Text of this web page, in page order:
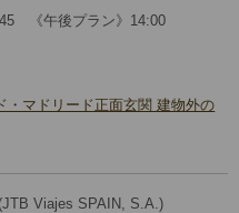
《午後プラン》14:00
・マドリード正面玄関 建物外の
Viajes SPAIN, S.A.)